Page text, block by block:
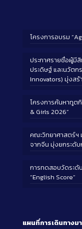
โครงการอบรม
ประกาศรายชื่อผู้มี
ประดิษฐ์ และนวัตก
Innovators) มุ่งส
โครงการค้นหาทูต
& Girls 2026”
คณะวิทยาศาสตร์
จากจีน มุ่งยกระดั
การทดสอบวัดระดั
“English Score”
แผนที่การเดินทางมา